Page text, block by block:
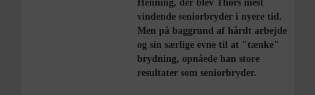
Henning, der blev Thors mest
vindende seniorbryder i nyere tid.
Men på baggrund af hårdt arbejde
og sin særlige evne til at "tænke"
brydning, opnåede han store
resultater som seniorbryder.